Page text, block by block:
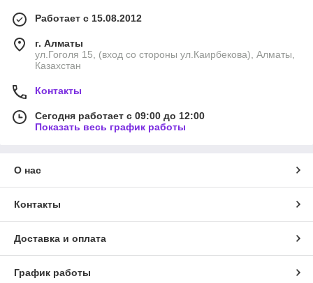
Работает с 15.08.2012
г. Алматы
ул.Гоголя 15, (вход со стороны ул.Каирбекова), Алматы,
Казахстан
Контакты
Сегодня работает с 09:00 до 12:00
Показать весь график работы
О нас
Контакты
Доставка и оплата
График работы